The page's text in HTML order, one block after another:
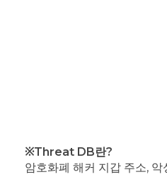
※Threat DB란?
암호화폐 해커 지갑 주소,